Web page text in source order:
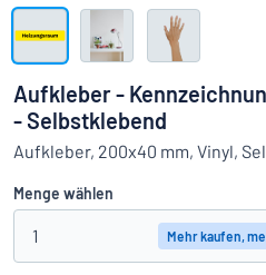
Das Gesuchte nicht gefunden?
Alle Kategorien anzeigen
Einloggen
Aufkleber -
- Selbstklebend
Aufkleber, 200x40 mm, Vinyl,
Menge wählen
1 Mehr kaufen,